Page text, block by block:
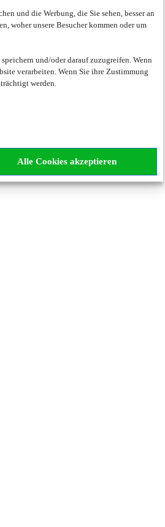
und die Werbung, die Sie sehen, besser an
woher unsere Besucher kommen oder um
und/oder darauf zuzugreifen. Wenn
verarbeiten. Wenn Sie ihre Zustimmung
werden.
Alle Cookies akzeptieren